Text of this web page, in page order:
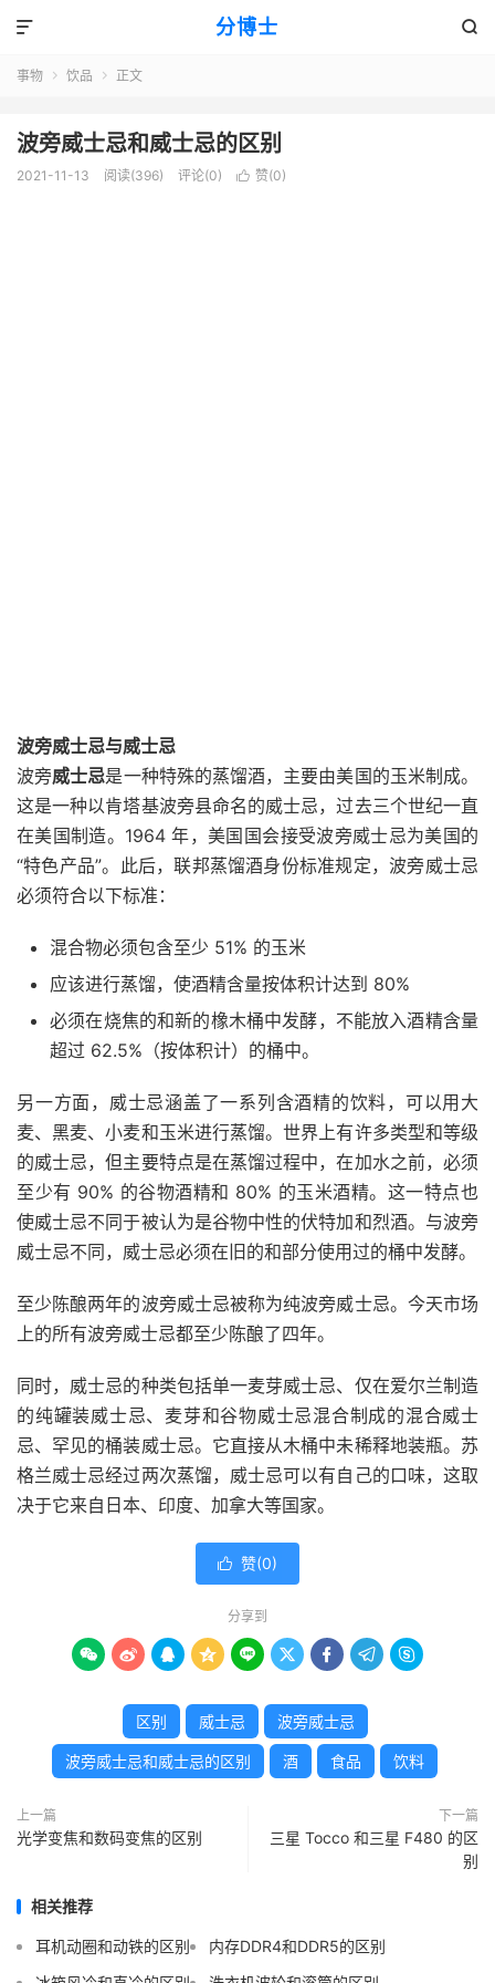
分博士 

事物  饮品  正文
波旁威士忌和威士忌的区别
2021-11-13 阅读(396) 评论(0)  赞(0)
波旁威士忌与威士忌
波旁威士忌是一种特殊的蒸馏酒，主要由美国的玉米制成。
这是一种以肯塔基波旁县命名的威士忌，过去三个世纪一直
在美国制造。1964 年，美国国会接受波旁威士忌为美国的
“特色产品”。此后，联邦蒸馏酒身份标准规定，波旁威士忌
必须符合以下标准：
混合物必须包含至少 51% 的玉米
应该进行蒸馏，使酒精含量按体积计达到 80%
必须在烧焦的和新的橡木桶中发酵，不能放入酒精含量
超过 62.5%（按体积计）的桶中。
另一方面，威士忌涵盖了一系列含酒精的饮料，可以用大
麦、黑麦、小麦和玉米进行蒸馏。世界上有许多类型和等级
的威士忌，但主要特点是在蒸馏过程中，在加水之前，必须
至少有 90% 的谷物酒精和 80% 的玉米酒精。这一特点也
使威士忌不同于被认为是谷物中性的伏特加和烈酒。与波旁
威士忌不同，威士忌必须在旧的和部分使用过的桶中发酵。
至少陈酿两年的波旁威士忌被称为纯波旁威士忌。 今天市场
上的所有波旁威士忌都至少陈酿了四年。
同时，威士忌的种类包括单一麦芽威士忌、仅在爱尔兰制造
的纯罐装威士忌、麦芽和谷物威士忌混合制成的混合威士
忌、罕见的桶装威士忌。它直接从木桶中未稀释地装瓶。苏
格兰威士忌经过两次蒸馏，威士忌可以有自己的口味，这取
决于它来自日本、印度、加拿大等国家。
 赞(0)
分享到
        
区别 威士忌 波旁威士忌
波旁威士忌和威士忌的区别 酒 食品 饮料
上一篇
光学变焦和数码变焦的区别
下一篇
三星 Tocco 和三星 F480 的区
别
相关推荐
耳机动圈和动铁的区别
内存DDR4和DDR5的区别